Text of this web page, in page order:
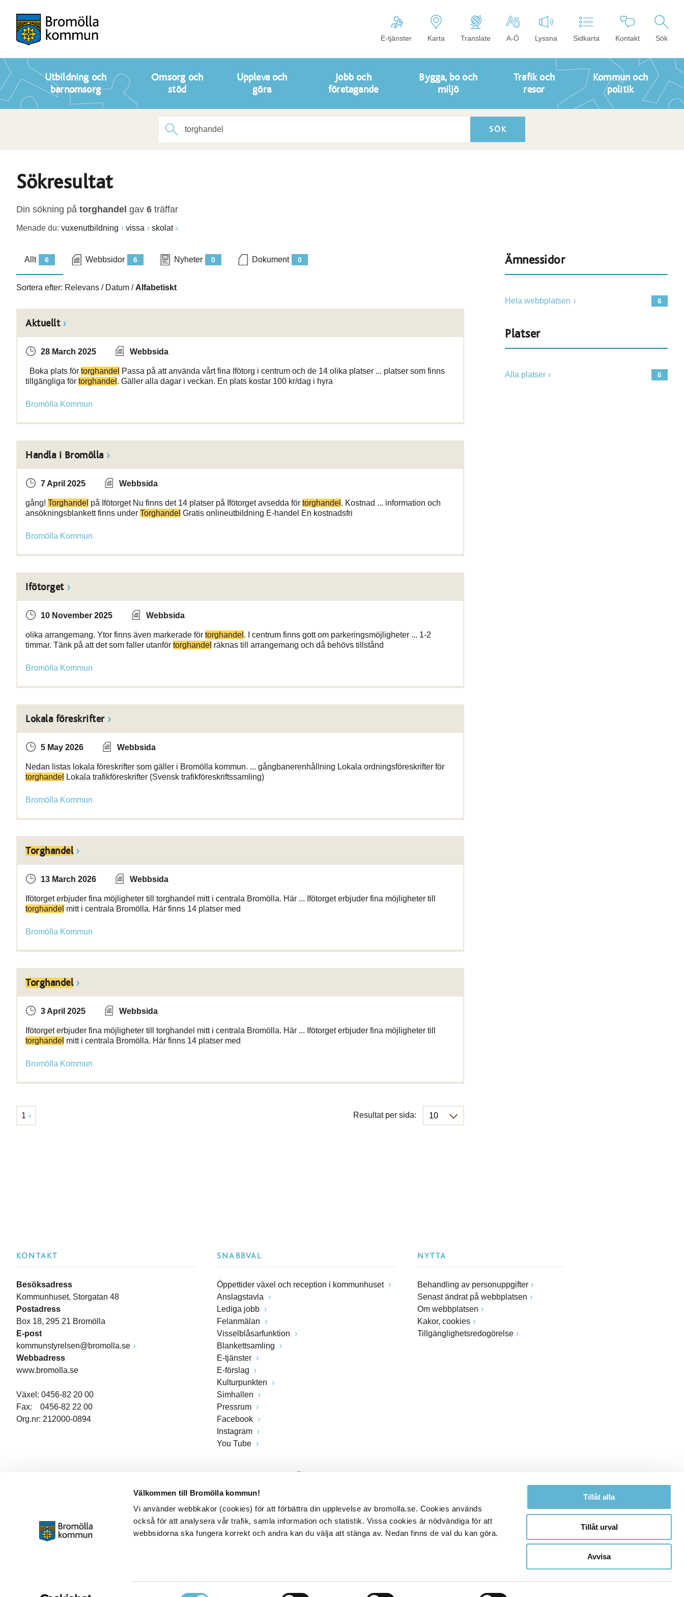
Välkommen till Bromölla kommun!
Vi använder webbkakor (cookies) för att förbättra din upplevelse av bromolla.se. Cookies används
också för att analysera vår trafik, samla information och statistik. Vissa cookies är nödvändiga för att
webbsidorna ska fungera korrekt och andra kan du välja att stänga av. Nedan finns de val du kan göra.
Samtyckesval
Tillåt alla
Tillåt urval
Avvisa
E-tjänster Karta Translate A-Ö Lyssna Sidkarta Kontakt Sök
Utbildning och
barnomsorg
Omsorg och
stöd
Uppleva och
göra
Jobb och
företagande
Bygga, bo och
miljö
Trafik och
resor
Kommun och
politik
Sökresultat
Din sökning på torghandel gav 6 träffar
Menade du: vuxenutbildning vissa skolat
6
Allt 6
Webbsidor 0
Nyheter 0
Dokument
Sortera efter: Relevans / Datum / Alfabetiskt
Aktuellt
28 March 2025 Webbsida
Boka plats för torghandel Passa på att använda vårt fina Ifötorg i centrum och de 14 olika platser ... platser som finns
tillgängliga för torghandel . Gäller alla dagar i veckan. En plats kostar 100 kr/dag i hyra
Bromölla Kommun
Handla i Bromölla
7 April 2025 Webbsida
gång! Torghandel på Ifötorget Nu finns det 14 platser på Ifötorget avsedda för torghandel . Kostnad ... information och
ansökningsblankett finns under Torghandel Gratis onlineutbildning E-handel En kostnadsfri
Bromölla Kommun
Ifötorget
10 November 2025 Webbsida
olika arrangemang. Ytor finns även markerade för torghandel . I centrum finns gott om parkeringsmöjligheter ... 1-2
timmar. Tänk på att det som faller utanför torghandel räknas till arrangemang och då behövs tillstånd
Bromölla Kommun
Lokala föreskrifter
5 May 2026 Webbsida
Nedan listas lokala föreskrifter som gäller i Bromölla kommun. ... gångbanerenhållning Lokala ordningsföreskrifter för
torghandel
Lokala trafikföreskrifter (Svensk trafikföreskriftssamling)
Bromölla Kommun
Torghandel
13 March 2026 Webbsida
Ifötorget erbjuder fina möjligheter till torghandel mitt i centrala Bromölla. Här ... Ifötorget erbjuder fina möjligheter till
torghandel mitt i centrala Bromölla. Här finns 14 platser med
Bromölla Kommun
Torghandel
3 April 2025 Webbsida
Ifötorget erbjuder fina möjligheter till torghandel mitt i centrala Bromölla. Här ... Ifötorget erbjuder fina möjligheter till
torghandel mitt i centrala Bromölla. Här finns 14 platser med
Bromölla Kommun
1 Resultat per sida:
Ämnessidor
6
Hela webbplatsen
Platser
6
Alla platser
KONTAKT
Besöksadress
Kommunhuset, Storgatan 48
Postadress
Box 18, 295 21 Bromölla
E-post
kommunstyrelsen@bromolla.se
Webbadress
www.bromolla.se
Växel: 0456-82 20 00
Fax: 0456-82 22 00
Org.nr: 212000-0894
SNABBVAL
Öppettider växel och reception i kommunhuset
Anslagstavla
Lediga jobb
Felanmälan
Visselblåsarfunktion
Blankettsamling
E-tjänster
E-förslag
Kulturpunkten
Simhallen
Pressrum
Facebook
Instagram
You Tube
NYTTA
Behandling av personuppgifter
Senast ändrat på webbplatsen
Om webbplatsen
Kakor, cookies
Tillgänglighetsredogörelse